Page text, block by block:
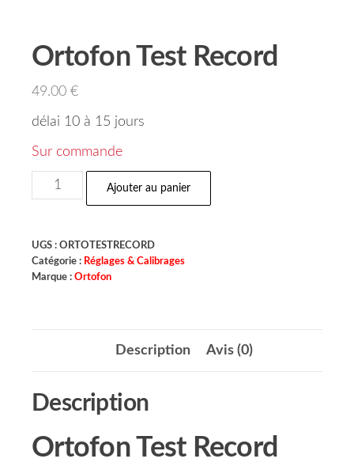
Ortofon Test Record
49.00 €
délai 10 à 15 jours
Sur commande
Ajouter au panier
UGS : ORTOTESTRECORD
Catégorie : Réglages & Calibrages
Marque : Ortofon
Description Avis (0)
Description
Ortofon Test Record